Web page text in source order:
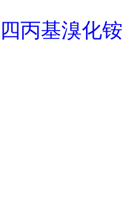
四丙基溴化铵